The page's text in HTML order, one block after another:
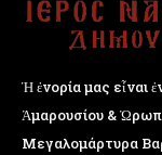
Ἡ ἐνορία μας εἶναι
Ἁμαρουσίου &
Μεγαλομάρτυρα